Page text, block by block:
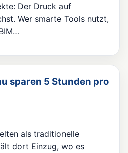
Der Druck auf
Wer smarte Tools nutzt,
sparen 5 Stunden pro
als traditionelle
dort Einzug, wo es